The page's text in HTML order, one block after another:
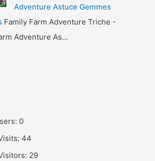
Adventure Astuce Gemmes
Family Farm Adventure Triche -
Adventure As...
0
44
29